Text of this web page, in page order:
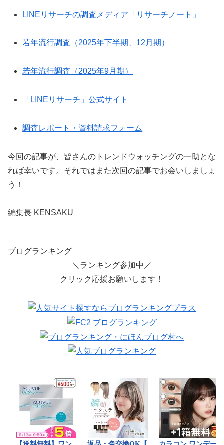
LINEリサーチの調査メディア「リサーチノート」
若年流行調査（2025年下半期、12月期）
若年流行調査（2025年9月期）
「LINEリサーチ」公式サイト
調査レポート・資料請求フォーム
今回の記事が、皆さんのトレンドウォッチングの一助とな
れば幸いです。それではまた次回の記事でお会いしましょ
う！
編集長 KENSAKU
ブログランキング
＼ランキング参加中／
クリック応援お願いします！